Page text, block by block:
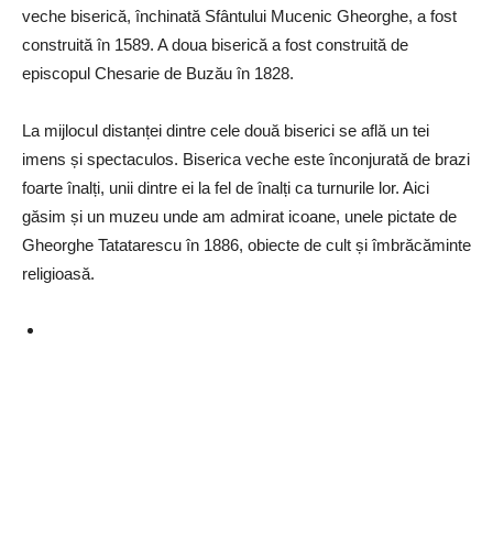
veche biserică, închinată Sfântului Mucenic Gheorghe, a fost
construită în 1589. A doua biserică a fost construită de
episcopul Chesarie de Buzău în 1828.
La mijlocul distanței dintre cele două biserici se află un tei
imens și spectaculos. Biserica veche este înconjurată de brazi
foarte înalți, unii dintre ei la fel de înalți ca turnurile lor. Aici
găsim și un muzeu unde am admirat icoane, unele pictate de
Gheorghe Tatatarescu în 1886, obiecte de cult și îmbrăcăminte
religioasă.